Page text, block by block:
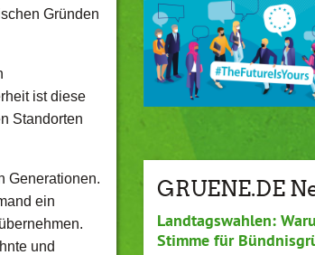
Gründen
ist diese
Standorten
Generationen.
ein
und
GRUENE.DE
Landtagswahlen:
Stimme für